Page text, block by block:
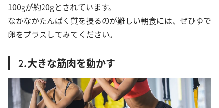
100gが約20gとされています。
なかなかたんぱく質を摂るのが難しい朝食には、ぜひゆで
卵をプラスしてみてください。
2.大きな筋肉を動かす